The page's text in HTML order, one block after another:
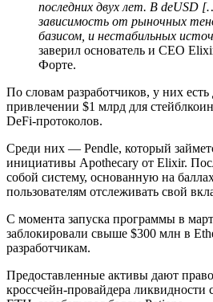
последних двух лет. В deUSD
зависимость от рыночных
базисом, и нестабильных
заверил основатель и CEO
Форте.
По словам разработчиков, у них
привлечении $1 млрд для
DeFi-протоколов.
Среди них — Pendle, который
инициативы Apothecary от Elixir.
собой систему, основанную на
пользователям отслеживать свой
С момента запуска программы в
заблокировали свыше $300 млн в
разработчикам.
Предоставленные активы дают
кроссчейн-провайдера ликвидности